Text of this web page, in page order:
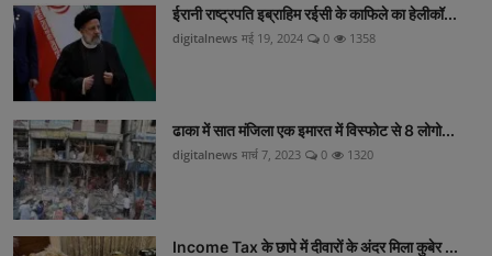
ईरानी राष्ट्रपति इब्राहिम रईसी के काफिले का हेलीकॉ...
digitalnews मई 19, 2024 0 1358
ढाका में सात मंजिला एक इमारत में विस्फोट से 8 लोगो...
digitalnews मार्च 7, 2023 0 1320
Income Tax के छापे में दीवारों के अंदर मिला कुबेर ...